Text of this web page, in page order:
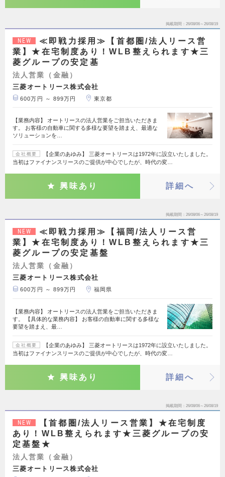
掲載期間 26/08/06～26/08/19
NEW
≪即戦力採用≫【首都圏/法人リース営
業】★在宅制度あり！WLB整えられます★三
菱グループの安定基
法人営業（金融）
三菱オートリース株式会社
600万円 ～ 899万円 東京都
【業務内容】 オートリースの法人営業をご担当いただきま
す。 お客様の自動車に関する多様な要望を踏まえ、最適な
ソリューションを…
会社概要
【企業のあゆみ】 三菱オートリースは1972年に設立いたしました。
当初はファイナンスリースのご提供が中心でしたが、時代の変…
興味あり 詳細へ
掲載期間 26/08/06～26/08/19
NEW
≪即戦力採用≫【福岡/法人リース営
業】★在宅制度あり！WLB整えられます★三
菱グループの安定基盤
法人営業（金融）
三菱オートリース株式会社
600万円 ～ 899万円 福岡県
【業務内容】 オートリースの法人営業をご担当いただきま
す。 【具体的な業務内容】 お客様の自動車に関する多様な
要望を踏まえ、最…
会社概要
【企業のあゆみ】 三菱オートリースは1972年に設立いたしました。
当初はファイナンスリースのご提供が中心でしたが、時代の変…
興味あり 詳細へ
掲載期間 26/08/06～26/08/19
NEW
【首都圏/法人リース営業】★在宅制度
あり！WLB整えられます★三菱グループの安
定基盤★
法人営業（金融）
三菱オートリース株式会社